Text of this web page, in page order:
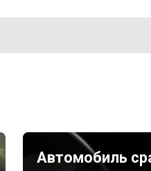
Автомобиль